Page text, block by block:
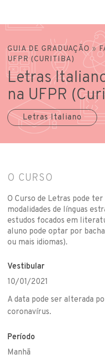
GUIA DE GRADUAÇÃO»
UFPR (CURITIBA)
Letras
na UFPR
Letras Italiano
O CURSO
O Curso de Letras pode
modalidades de línguas
estudos focados em
aluno pode optar por
ou mais idiomas).
Vestibular
10/01/2021
A data pode ser alterada
coronavírus.
Período
Manhã